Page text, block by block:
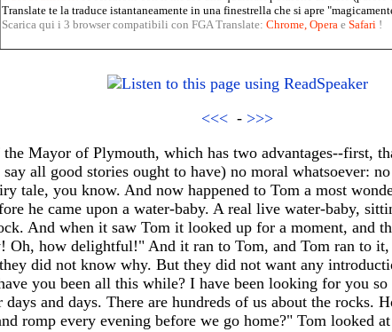
Translate te la traduce istantaneamente in una finestrella che si apre
Scarica qui i 3 browser compatibili con FGA Translate: Chrome, Operae Safari !
<<< - >>>
Mayor of Plymouth, which has two advantages--first,
all good stories ought to have) no moral whatsoever:
tale, you know. And now happened to Tom a most
he came upon a water-baby. A real live water-baby,
And when it saw Tom it looked up for a moment, and
Oh, how delightful!" And it ran to Tom, and Tom ran to it,
did not know why. But they did not want any
you been all this while? I have been looking for you
days and days. There are hundreds of us about the rocks.
romp every evening before we go home?" Tom looked